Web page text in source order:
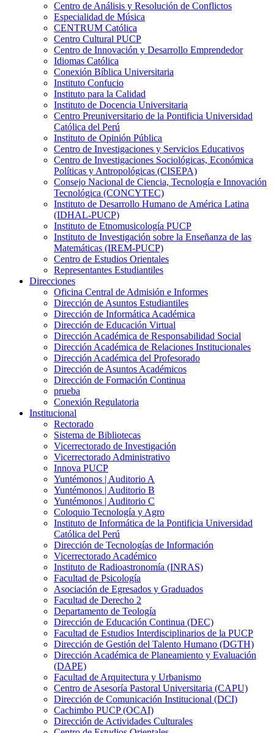
Centro de Análisis y Resolución de Conflictos
Especialidad de Música
CENTRUM Católica
Centro Cultural PUCP
Centro de Innovación y Desarrollo Emprendedor
Idiomas Católica
Conexión Bíblica Universitaria
Instituto Confucio
Instituto para la Calidad
Instituto de Docencia Universitaria
Centro Preuniversitario de la Pontificia Universidad
Católica del Perú
Instituto de Opinión Pública
Centro de Investigaciones y Servicios Educativos
Centro de Investigaciones Sociológicas, Económica
Políticas y Antropológicas (CISEPA)
Consejo Nacional de Ciencia, Tecnología e Innovación
Tecnológica (CONCYTEC)
Instituto de Desarrollo Humano de América Latina
(IDHAL-PUCP)
Instituto de Etnomusicología PUCP
Instituto de Investigación sobre la Enseñanza de las
Matemáticas (IREM-PUCP)
Centro de Estudios Orientales
Representantes Estudiantiles
Direcciones
Oficina Central de Admisión e Informes
Dirección de Asuntos Estudiantiles
Dirección de Informática Académica
Dirección de Educación Virtual
Dirección Académica de Responsabilidad Social
Dirección Académica de Relaciones Institucionales
Dirección Académica del Profesorado
Dirección de Asuntos Académicos
Dirección de Formación Continua
prueba
Conexión Regulatoria
Institucional
Rectorado
Sistema de Bibliotecas
Vicerrectorado de Investigación
Vicerrectorado Administrativo
Innova PUCP
Yuntémonos | Auditorio A
Yuntémonos | Auditorio B
Yuntémonos | Auditorio C
Coloquio Tecnología y Agro
Instituto de Informática de la Pontificia Universidad
Católica del Perú
Dirección de Tecnologías de Información
Vicerrectorado Académico
Instituto de Radioastronomía (INRAS)
Facultad de Psicología
Asociación de Egresados y Graduados
Facultad de Derecho 2
Departamento de Teología
Dirección de Educación Continua (DEC)
Facultad de Estudios Interdisciplinarios de la PUCP
Dirección de Gestión del Talento Humano (DGTH)
Dirección Académica de Planeamiento y Evaluación
(DAPE)
Facultad de Arquitectura y Urbanismo
Centro de Asesoría Pastoral Universitaria (CAPU)
Dirección de Comunicación Institucional (DCI)
Cachimbo PUCP (OCAI)
Dirección de Actividades Culturales